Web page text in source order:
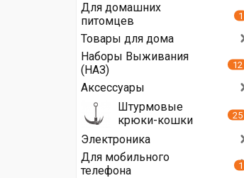
Для домашних
питомцев
1
Товары для дома
Наборы Выживания
(НАЗ)
12
Аксессуары
Штурмовые
крюки-кошки
25
Электроника
Для мобильного
телефона
1